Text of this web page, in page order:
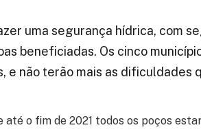
uma segurança hídrica, com
beneficiadas. Os cinco
e não terão mais as dificuldades
até o fim de 2021 todos os poços